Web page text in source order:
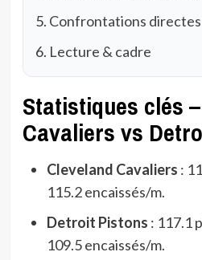
Confrontations directes
Lecture & cadre
Statistiques clés
Cavaliers vs
Cleveland Cavaliers :
115.2 encaissés/m.
Detroit Pistons : 117.1
109.5 encaissés/m.